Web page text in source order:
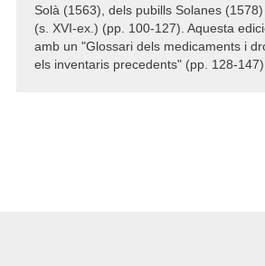
Solà (1563), dels pubills Solanes
(s. XVI-ex.) (pp. 100-127). Aquesta
amb un "Glossari dels medicaments i
els inventaris precedents" (pp. 128-